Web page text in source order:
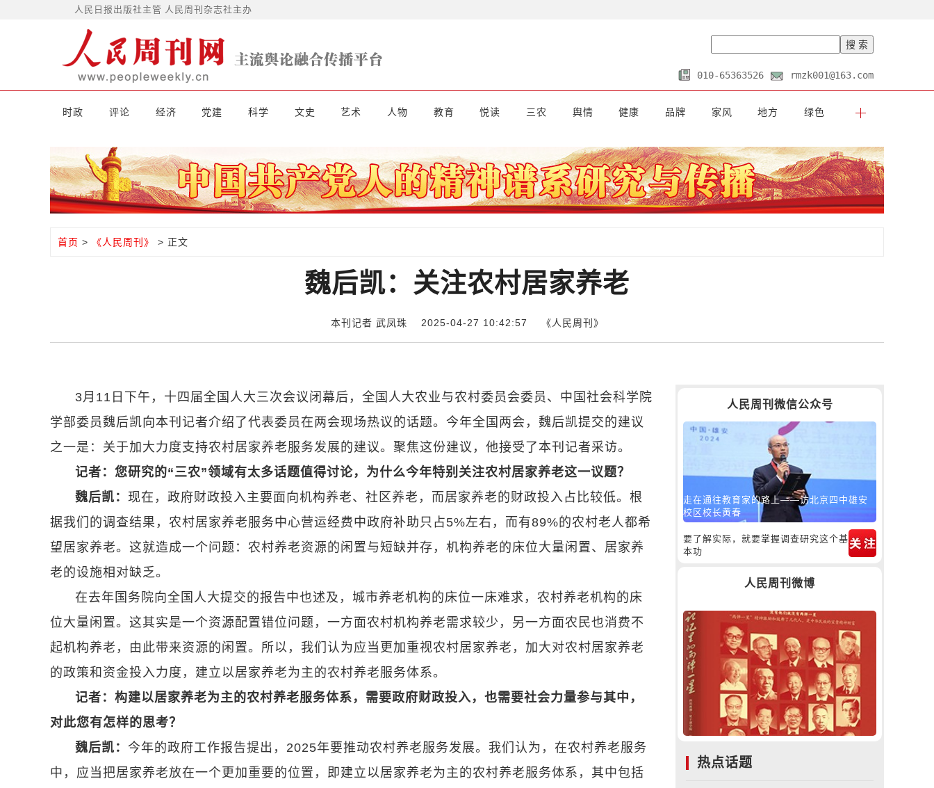
人民日报出版社主管 人民周刊杂志社主办
010-65363526 rmzk001@163.com
时政 评论 经济 党建 科学 文史 艺术 人物 教育 悦读 三农 舆情 健康 品牌 家风 地方 绿色
首页 > 《人民周刊》 > 正文
魏后凯：关注农村居家养老
本刊记者 武凤珠 2025-04-27 10:42:57 《人民周刊》
3月11日下午，十四届全国人大三次会议闭幕后，全国人大农业与农村委员会委员、中国社会科学院
学部委员魏后凯向本刊记者介绍了代表委员在两会现场热议的话题。今年全国两会，魏后凯提交的建议
之一是：关于加大力度支持农村居家养老服务发展的建议。聚焦这份建议，他接受了本刊记者采访。
记者：您研究的“三农”领域有太多话题值得讨论，为什么今年特别关注农村居家养老这一议题？
魏后凯： 现在，政府财政投入主要面向机构养老、社区养老，而居家养老的财政投入占比较低。根
据我们的调查结果，农村居家养老服务中心营运经费中政府补助只占5%左右，而有89%的农村老人都希
望居家养老。这就造成一个问题：农村养老资源的闲置与短缺并存，机构养老的床位大量闲置、居家养
老的设施相对缺乏。
在去年国务院向全国人大提交的报告中也述及，城市养老机构的床位一床难求，农村养老机构的床
位大量闲置。这其实是一个资源配置错位问题，一方面农村机构养老需求较少，另一方面农民也消费不
起机构养老，由此带来资源的闲置。所以，我们认为应当更加重视农村居家养老，加大对农村居家养老
的政策和资金投入力度，建立以居家养老为主的农村养老服务体系。
记者：构建以居家养老为主的农村养老服务体系，需要政府财政投入，也需要社会力量参与其中，
对此您有怎样的思考？
魏后凯： 今年的政府工作报告提出，2025年要推动农村养老服务发展。我们认为，在农村养老服务
中，应当把居家养老放在一个更加重要的位置，即建立以居家养老为主的农村养老服务体系，其中包括
人民周刊微信公众号
走在通往教育家的路上——访北京四中雄安
校区校长黄春
要了解实际，就要掌握调查研究这个基
本功
人民周刊微博
热点话题